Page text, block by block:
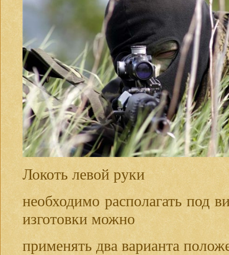
Локоть левой руки
необходимо располагать под
изготовки можно
применять два варианта